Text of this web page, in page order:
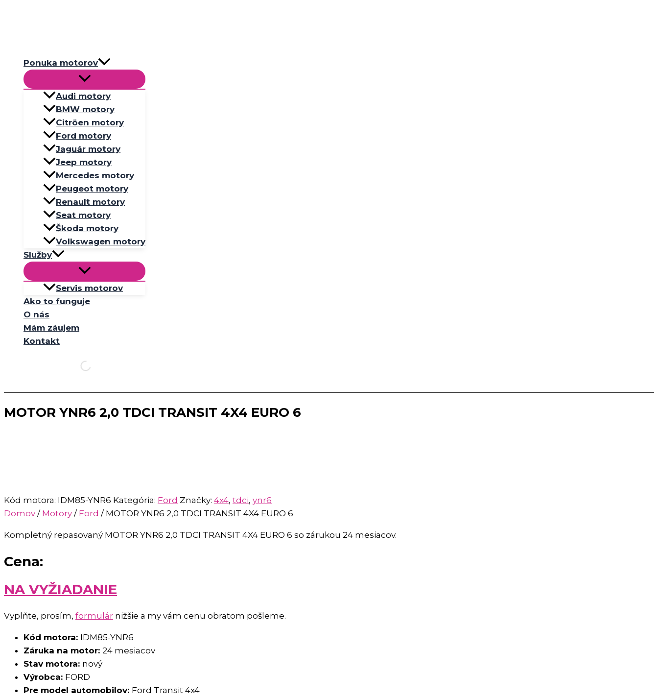
Ponuka motorov
Audi motory
BMW motory
Citröen motory
Ford motory
Jaguár motory
Jeep motory
Mercedes motory
Peugeot motory
Renault motory
Seat motory
Škoda motory
Volkswagen motory
Služby
Servis motorov
Ako to funguje
O nás
Mám záujem
Kontakt
MOTOR YNR6 2,0 TDCI TRANSIT 4X4 EURO 6
Kód motora: IDM85-YNR6 Kategória: Ford Značky: 4x4, tdci, ynr6
Domov / Motory / Ford / MOTOR YNR6 2,0 TDCI TRANSIT 4X4 EURO 6
Kompletný repasovaný MOTOR YNR6 2,0 TDCI TRANSIT 4X4 EURO 6 so zárukou 24 mesiacov.
Cena:
NA VYŽIADANIE
Vyplňte, prosím, formulár nižšie a my vám cenu obratom pošleme.
Kód motora: IDM85-YNR6
Záruka na motor: 24 mesiacov
Stav motora: nový
Výrobca: FORD
Pre model automobilov: Ford Transit 4x4